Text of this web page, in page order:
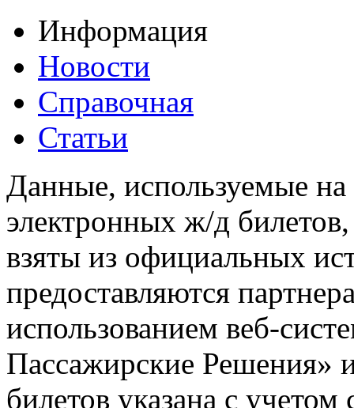
Информация
Новости
Справочная
Статьи
Данные, используемые на
электронных ж/д
взяты из официальных
предоставляются
использованием веб-
Пассажирские
билетов указана с